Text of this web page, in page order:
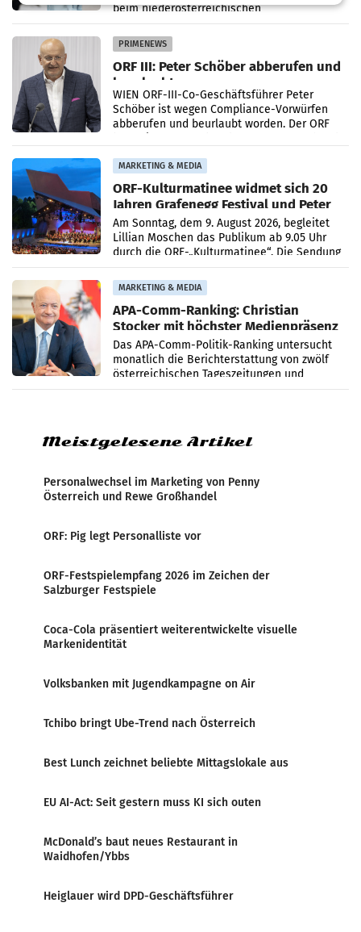
beim niederösterreichischen
Getränkehersteller Vöslauer zu deutlichen
Absatzzuwächsen geführt. Während
PRIMENEWS
ORF III: Peter Schöber abberufen und
beurlaubt
WIEN ORF-III-Co-Geschäftsführer Peter
Schöber ist wegen Compliance-Vorwürfen
abberufen und beurlaubt worden. Der ORF
MARKETING & MEDIA
ORF-Kulturmatinee widmet sich 20
Jahren Grafenegg Festival und Peter
Simonischek
Am Sonntag, dem 9. August 2026, begleitet
Lillian Moschen das Publikum ab 9.05 Uhr
durch die ORF-„Kulturmatinee“. Die Sendung
startet mit der Dokumentation „20 Jahre
Grafenegg
MARKETING & MEDIA
APA-Comm-Ranking: Christian
Stocker mit höchster Medienpräsenz
im Juli
Das APA-Comm-Politik-Ranking untersucht
monatlich die Berichterstattung von zwölf
österreichischen Tageszeitungen und
analysiert, welche Politikerinnen und
Meistgelesene Artikel
Personalwechsel im Marketing von Penny
Österreich und Rewe Großhandel
ORF: Pig legt Personalliste vor
ORF-Festspielempfang 2026 im Zeichen der
Salzburger Festspiele
Coca-Cola präsentiert weiterentwickelte visuelle
Markenidentität
Volksbanken mit Jugendkampagne on Air
Tchibo bringt Ube-Trend nach Österreich
Best Lunch zeichnet beliebte Mittagslokale aus
EU AI-Act: Seit gestern muss KI sich outen
McDonald’s baut neues Restaurant in
Waidhofen/Ybbs
Heiglauer wird DPD-Geschäftsführer